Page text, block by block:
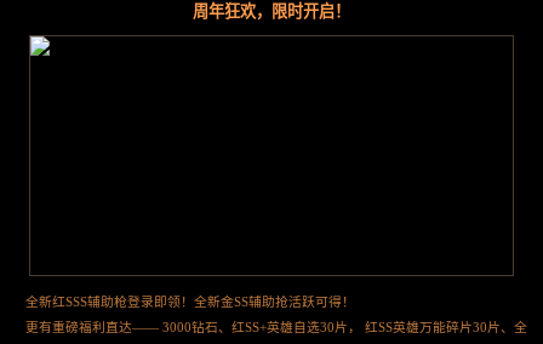
周年狂欢，限时开启！
全新红SSS辅助枪登录即领！全新金SS辅助抢活跃可得！
更有重磅福利直达—— 3000钻石、红SS+英雄自选30片， 红SS英雄万能碎片30片、全